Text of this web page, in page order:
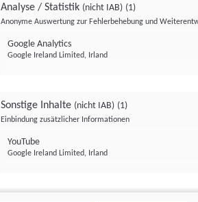
Analyse / Statistik (nicht IAB) (1)
Anonyme Auswertung zur Fehlerbehebung und
Google Analytics
Google Ireland Limited, Irland
Sonstige Inhalte (nicht IAB) (1)
Einbindung zusätzlicher Informationen
YouTube
Google Ireland Limited, Irland